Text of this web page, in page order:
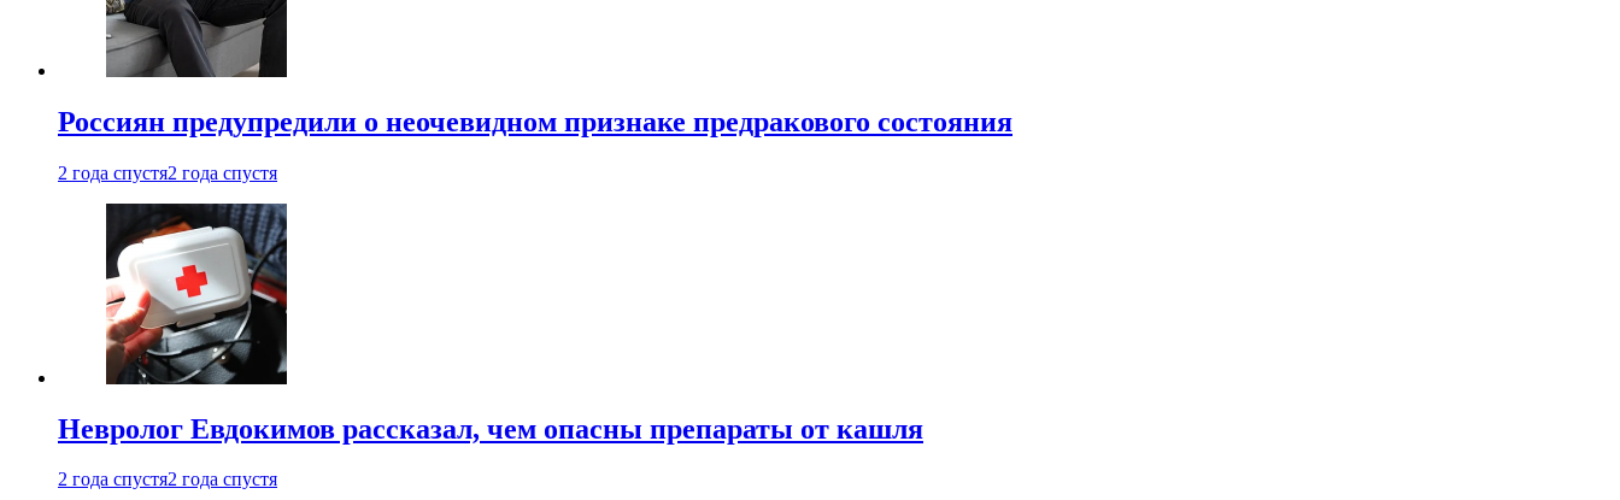
Россиян предупредили о неочевидном признаке предракового состояния
2 года спустя2 года спустя
Невролог Евдокимов рассказал, чем опасны препараты от кашля
2 года спустя2 года спустя